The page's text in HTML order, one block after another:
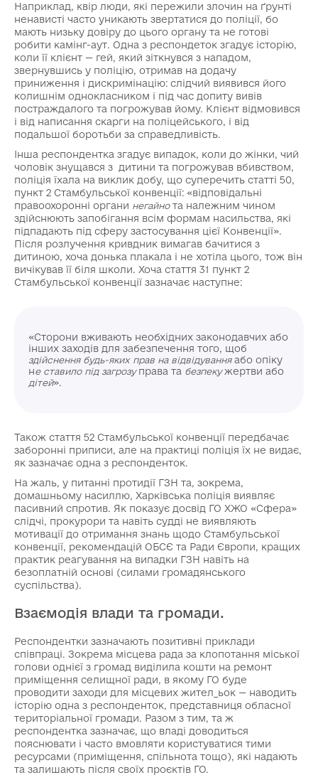
Наприклад, квір люди, які пережили злочин на ґрунті
ненависті часто уникають звертатися до поліції, бо
мають низьку довіру до цього органу та не готові
робити камінг-аут. Одна з респондеток згадує історію,
коли її клієнт — гей, який зіткнувся з нападом,
звернувшись у поліцію, отримав на додачу
приниження і дискримінацію: слідчий виявився його
колишнім однокласником і під час допиту вивів
постраждалого та погрожував йому. Клієнт відмовився
і від написання скарги на поліцейського, і від
подальшої боротьби за справедливість.
Інша респондентка згадує випадок, коли до жінки, чий
чоловік знущався з дитини та погрожував вбивством,
поліція їхала на виклик добу, що суперечить статті 50,
пункт 2 Стамбульської конвенції: «відповідальні
правоохоронні органи негайно та належним чином
здійснюють запобігання всім формам насильства, які
підпадають під сферу застосування цієї Конвенції».
Після розлучення кривдник вимагав бачитися з
дитиною, хоча донька плакала і не хотіла цього, тож він
вичікував її біля школи. Хоча стаття 31 пункт 2
Стамбульської конвенції зазначає наступне:
«Сторони вживають необхідних законодавчих або
інших заходів для забезпечення того, щоб
здійснення будь-яких прав на відвідування або опіку
не ставило під загрозуправа та безпекужертви або
дітей».
Також стаття 52 Стамбульської конвенції передбачає
заборонні приписи, але на практиці поліція їх не видає,
як зазначає одна з респонденток.
На жаль, у питанні протидії ГЗН та, зокрема,
домашньому насиллю, Харківська поліція виявляє
пасивний спротив. Як показує досвід ГО ХЖО «Сфера»
слідчі, прокурори та навіть судді не виявляють
мотивації до отримання знань щодо Стамбульської
конвенції, рекомендацій ОБСЄ та Ради Європи, кращих
практик реагування на випадки ГЗН навіть на
безоплатній основі (силами громадянського
суспільства).
Взаємодія влади та громади.
Респондентки зазначають позитивні приклади
співпраці. Зокрема місцева рада за клопотання міської
голови однієї з громад виділила кошти на ремонт
приміщення селищної ради, в якому ГО буде
проводити заходи для місцевих жител_ьок — наводить
історію одна з респонденток, представниця обласної
територіальної громади. Разом з тим, та ж
респондентка зазначає, що владі доводиться
пояснювати і часто вмовляти користуватися тими
ресурсами (приміщення, спільнота тощо), які надають
та залишають після своїх проєктів ГО.